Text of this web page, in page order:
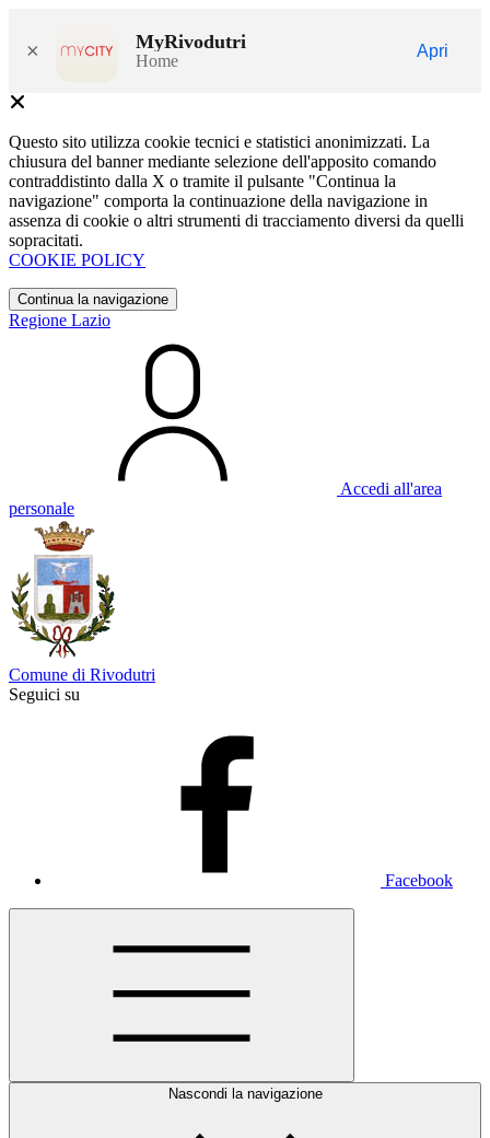
× MyRivodutri
Home
Apri
Questo sito utilizza cookie tecnici e statistici anonimizzati. La
chiusura del banner mediante selezione dell'apposito comando
contraddistinto dalla X o tramite il pulsante "Continua la
navigazione" comporta la continuazione della navigazione in
assenza di cookie o altri strumenti di tracciamento diversi da quelli
sopracitati.
COOKIE POLICY
Continua la navigazione
Regione Lazio
Accedi all'area
personale
Comune di Rivodutri
Seguici su
Facebook
Nascondi la navigazione